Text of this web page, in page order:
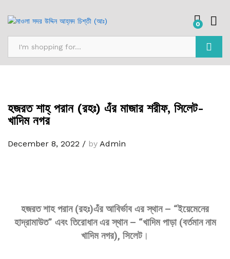
0
হজরত শাহ্‌ পরান (রহঃ) এঁর মাজার শরীফ, সিলেট-
খাদিম নগর
December 8, 2022 / by Admin
হজরত শাহ পরান (রহঃ)এঁর আবির্ভাব এর স্থান – “ইয়েমেনের
হাদ্রামাউত” এবং তিরোধান এর স্থান – “খাদিম পাড়া (বর্তমান নাম
খাদিম নগর), সিলেট।